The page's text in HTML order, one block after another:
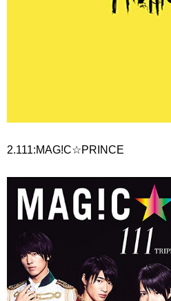
2.111:MAG!C☆PRINCE